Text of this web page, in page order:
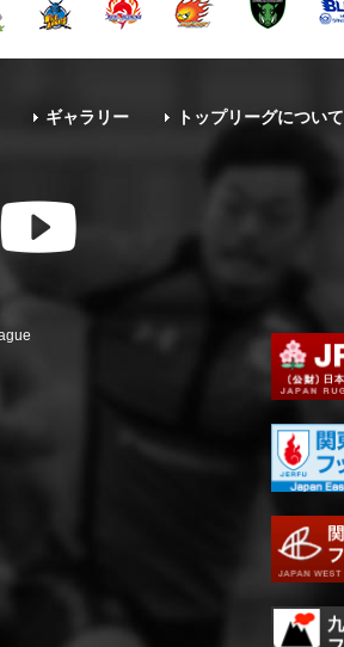
ギャラリー トップリーグについて